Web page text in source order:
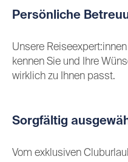
Persönliche
Unsere
kennen Sie und Ihre
wirklich zu Ihnen passt.
Sorgfältig
Vom exklusiven